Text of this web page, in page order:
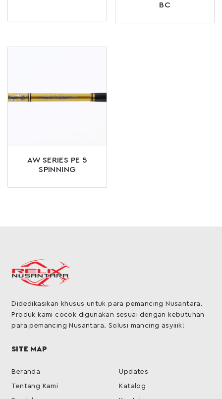
BC
AW SERIES PE 5
SPINNING
Didedikasikan khusus untuk para pemancing Nusantara.
Produk kami cocok digunakan sesuai dengan kebutuhan
para pemancing Nusantara. Solusi mancing asyiiik!
SITE MAP
Beranda
Tentang Kami
Updates
Katalog